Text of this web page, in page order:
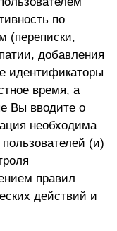
по
(переписки,
добавления
идентификаторы
время, а
Вы вводите о
необходима
(и)
правил
действий и